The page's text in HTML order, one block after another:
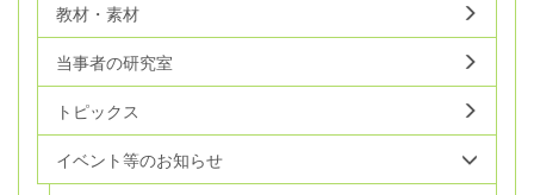
教材・素材
当事者の研究室
トピックス
イベント等のお知らせ